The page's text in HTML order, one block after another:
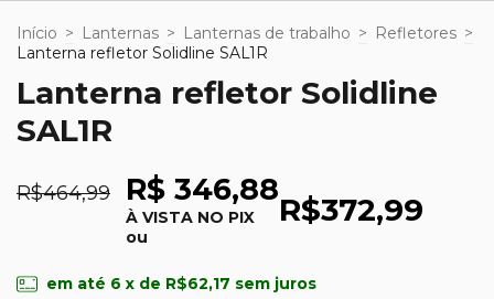
Início > Lanternas > Lanternas de trabalho > Refletores >
Lanterna refletor Solidline SAL1R
Lanterna refletor Solidline
SAL1R
R$464,99 R$ 346,88
À VISTA NO PIX
ou
R$372,99
em até 6 x de R$62,17 sem juros